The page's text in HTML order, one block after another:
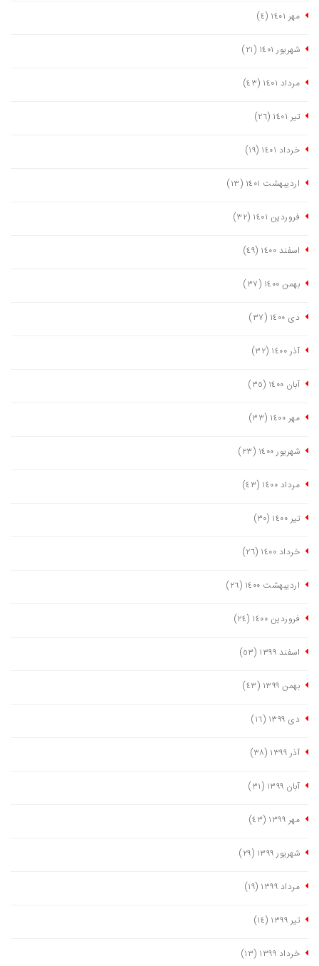
مهر ١٤٠١ (٤)
شهریور ١٤٠١ (٢١)
مرداد ١٤٠١ (٤٣)
تیر ١٤٠١ (٢٦)
خرداد ١٤٠١ (١٩)
اردیبهشت ١٤٠١ (١٣)
فروردین ١٤٠١ (٣٢)
اسفند ١٤٠٠ (٤٩)
بهمن ١٤٠٠ (٣٧)
دی ١٤٠٠ (٣٧)
آذر ١٤٠٠ (٣٢)
آبان ١٤٠٠ (٣٥)
مهر ١٤٠٠ (٣٣)
شهریور ١٤٠٠ (٢٣)
مرداد ١٤٠٠ (٤٣)
تیر ١٤٠٠ (٣٠)
خرداد ١٤٠٠ (٢٦)
اردیبهشت ١٤٠٠ (٢٦)
فروردین ١٤٠٠ (٢٤)
اسفند ١٣٩٩ (٥٣)
بهمن ١٣٩٩ (٤٣)
دی ١٣٩٩ (١٦)
آذر ١٣٩٩ (٣٨)
آبان ١٣٩٩ (٣١)
مهر ١٣٩٩ (٤٣)
شهریور ١٣٩٩ (٢٩)
مرداد ١٣٩٩ (١٩)
تیر ١٣٩٩ (١٤)
خرداد ١٣٩٩ (١٣)